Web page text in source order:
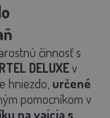
činnosť s
DELUXEv
hniezdo, určené
pomocníkom v
na vajcia s